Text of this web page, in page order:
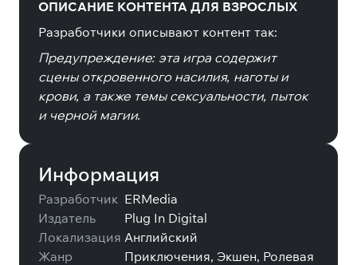
ОПИСАНИЕ КОНТЕНТА ДЛЯ ВЗРОСЛЫХ
Разработчики описывают контент так:
Предупреждение: эта игра содержит
сцены откровенного насилия, наготы и
крови, а также темы сексуальности, пыток
и черной магии.
Информация
Разработчик ERMedia
Издатель
Plug In Digital
Локализация Английский
Жанр
Приключения, Экшен, Ролевая